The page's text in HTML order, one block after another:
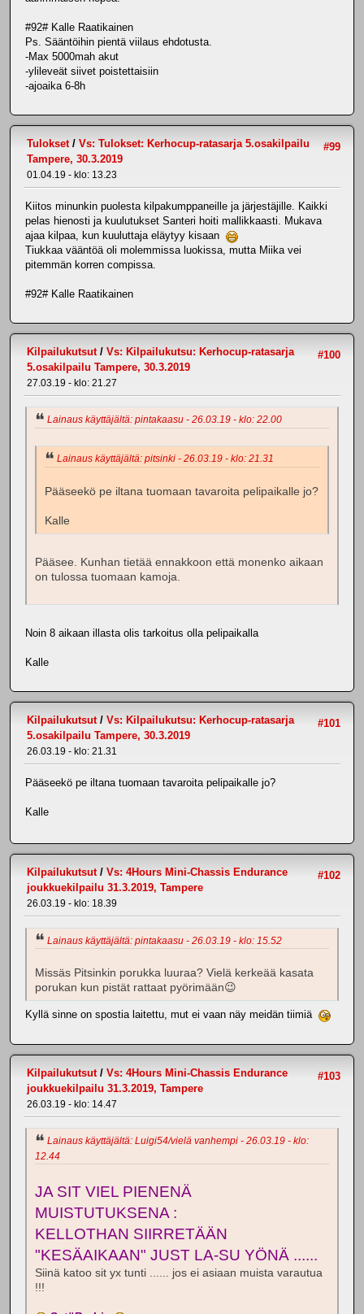
#92# Kalle Raatikainen
Ps. Sääntöihin pientä viilaus ehdotusta.
-Max 5000mah akut
-ylileveät siivet poistettaisiin
-ajoaika 6-8h
#99
Tulokset/ Vs: Tulokset: Kerhocup-ratasarja 5.osakilpailu
Tampere, 30.3.2019
01.04.19 - klo: 13.23
Kiitos minunkin puolesta kilpakumppaneille ja järjestäjille. Kaikki
pelas hienosti ja kuulutukset Santeri hoiti mallikkaasti. Mukava
ajaa kilpaa, kun kuuluttaja eläytyy kisaan
Tiukkaa vääntöä oli molemmissa luokissa, mutta Miika vei
pitemmän korren compissa.
#92# Kalle Raatikainen
#100
Kilpailukutsut/ Vs: Kilpailukutsu: Kerhocup-ratasarja
5.osakilpailu Tampere, 30.3.2019
27.03.19 - klo: 21.27
Lainaus käyttäjältä: pintakaasu - 26.03.19 - klo: 22.00
Lainaus käyttäjältä: pitsinki - 26.03.19 - klo: 21.31
Pääseekö pe iltana tuomaan tavaroita pelipaikalle jo?
Kalle
Pääsee. Kunhan tietää ennakkoon että monenko aikaan
on tulossa tuomaan kamoja.
Noin 8 aikaan illasta olis tarkoitus olla pelipaikalla
Kalle
#101
Kilpailukutsut/ Vs: Kilpailukutsu: Kerhocup-ratasarja
5.osakilpailu Tampere, 30.3.2019
26.03.19 - klo: 21.31
Pääseekö pe iltana tuomaan tavaroita pelipaikalle jo?
Kalle
#102
Kilpailukutsut/ Vs: 4Hours Mini-Chassis Endurance
joukkuekilpailu 31.3.2019, Tampere
26.03.19 - klo: 18.39
Lainaus käyttäjältä: pintakaasu - 26.03.19 - klo: 15.52
Missäs Pitsinkin porukka luuraa? Vielä kerkeää kasata
porukan kun pistät rattaat pyörimään😉
Kyllä sinne on spostia laitettu, mut ei vaan näy meidän tiimiä
#103
Kilpailukutsut/ Vs: 4Hours Mini-Chassis Endurance
joukkuekilpailu 31.3.2019, Tampere
26.03.19 - klo: 14.47
Lainaus käyttäjältä: Luigi54/vielä vanhempi - 26.03.19 - klo:
12.44
JA SIT VIEL PIENENÄ
MUISTUTUKSENA :
KELLOTHAN SIIRRETÄÄN
"KESÄAIKAAN" JUST LA-SU YÖNÄ ......
Siinä katoo sit yx tunti ...... jos ei asiaan muista varautua
!!!